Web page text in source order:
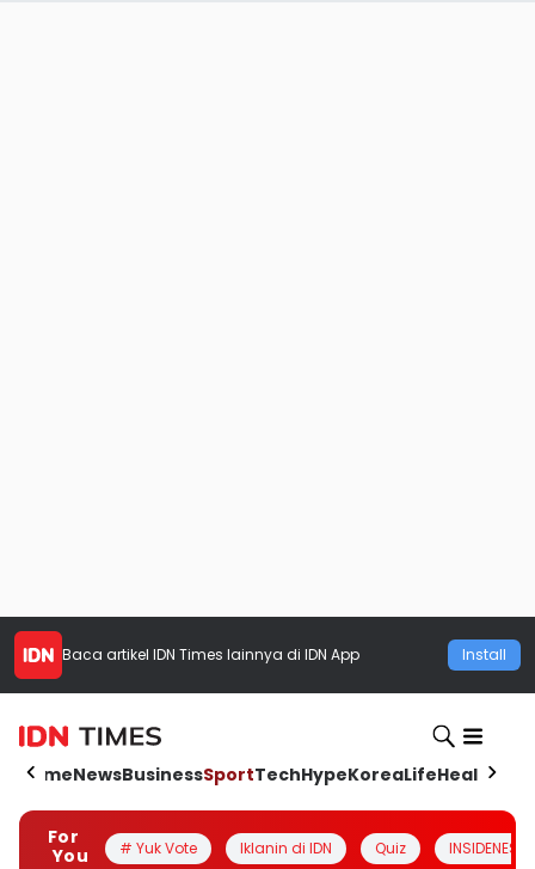
Baca artikel IDN Times lainnya di IDN App Install
HomeNewsBusinessSportTechHypeKoreaLifeHealth
For
You
# Yuk Vote Iklanin di IDN Quiz INSIDENESIA